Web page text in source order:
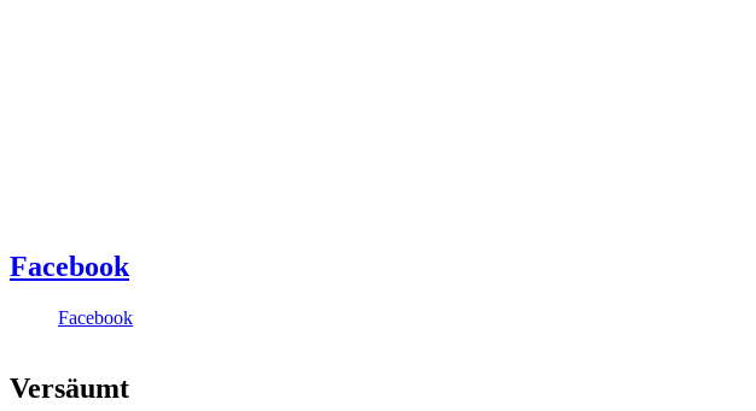
Facebook
Facebook
Versäumt